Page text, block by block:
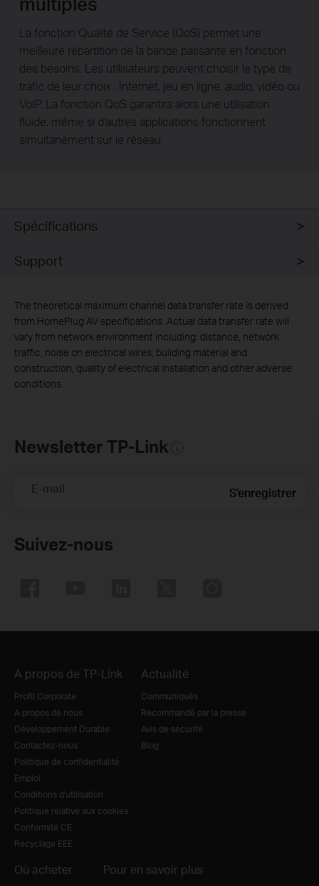
La fonction Qualité de Service (QoS) permet une
meilleure répartition de la bande passante en fonction
des besoins. Les utilisateurs peuvent choisir le type de
trafic de leur choix : Internet, jeu en ligne, audio, vidéo ou
VoIP. La fonction QoS garantira alors une utilisation
fluide, même si d'autres applications fonctionnent
simultanément sur le réseau.
Spécifications
Support
The theoretical maximum channel data transfer rate is derived
from HomePlug AV specifications. Actual data transfer rate will
vary from network environment including: distance, network
traffic, noise on electrical wires, building material and
construction, quality of electrical installation and other adverse
conditions.
Newsletter TP-Link
E-mail S'enregistrer
Suivez-nous
A propos de TP-Link
Profil Corporate
A propos de nous
Développement Durable
Contactez-nous
Politique de confidentialité
Emploi
Conditions d'utilisation
Politique relative aux cookies
Conformité CE
Recyclage EEE
Actualité
Communiqués
Recommandé par la presse
Avis de sécurité
Blog
Où acheter Pour en savoir plus